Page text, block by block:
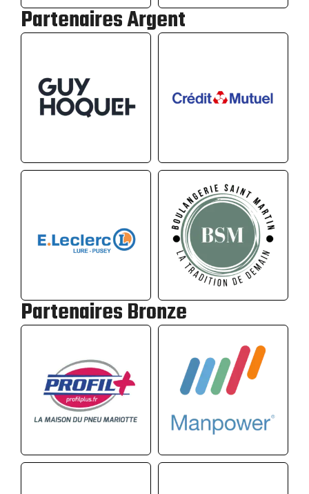
Partenaires Argent
Partenaires Bronze